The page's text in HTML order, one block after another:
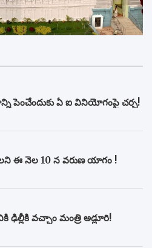
పెంచేందుకు ఏ ఐ వినియోగంపై చర్చ!
ఈ నెల 10 న వరుణ యాగం !
ఢిల్లీకి వచ్చాం మంత్రి అడ్లూరి!